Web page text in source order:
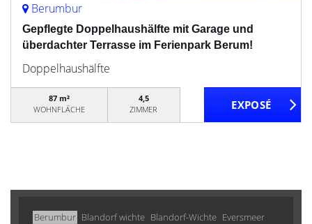
Berumbur
Gepflegte Doppelhaushälfte mit Garage und
überdachter Terrasse im Ferienpark Berum!
Doppelhaushälfte
87 m²
WOHNFLÄCHE
4,5
ZIMMER
Berumbur Blandorf wichte Blandorf-Wichte Eversmeer